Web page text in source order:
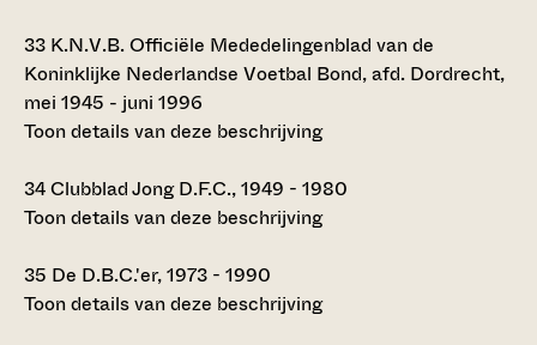
33 K.N.V.B. Officiële Mededelingenblad van de
Koninklijke Nederlandse Voetbal Bond, afd. Dordrecht,
mei 1945 - juni 1996
Toon details van deze beschrijving
34Clubblad Jong D.F.C., 1949 - 1980
Toon details van deze beschrijving
35 De D.B.C.'er, 1973 - 1990
Toon details van deze beschrijving